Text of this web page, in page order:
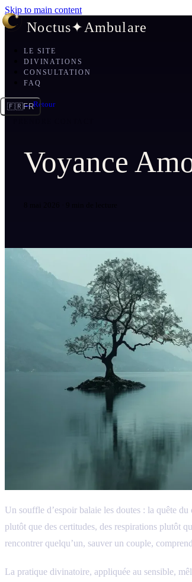
Skip to main content
Noctus✦Ambulare
LE SITE
DIVINATIONS
CONSULTATION
FAQ
🇫🇷FR
← Retour
Voyance
Un souffle d’espoir balaie les doutes : la quête
plutôt que des certitudes, des respirations plutôt
rencontrer quelqu’un, sauver un couple,
La pratique divinatoire, appliquée au sensible,